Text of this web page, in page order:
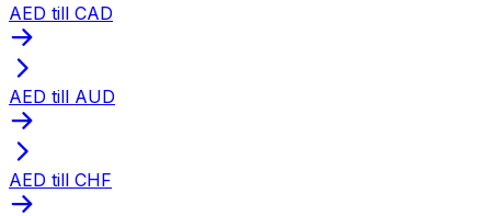
AED till CAD
AED till AUD
AED till CHF